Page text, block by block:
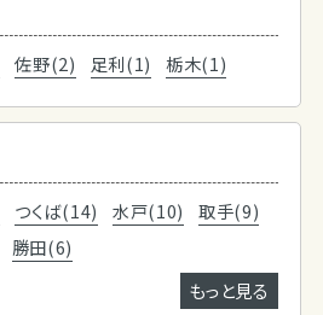
佐野(2) 足利(1) 栃木(1)
つくば(14) 水戸(10)
取手(9)
勝田(6)
もっと見る